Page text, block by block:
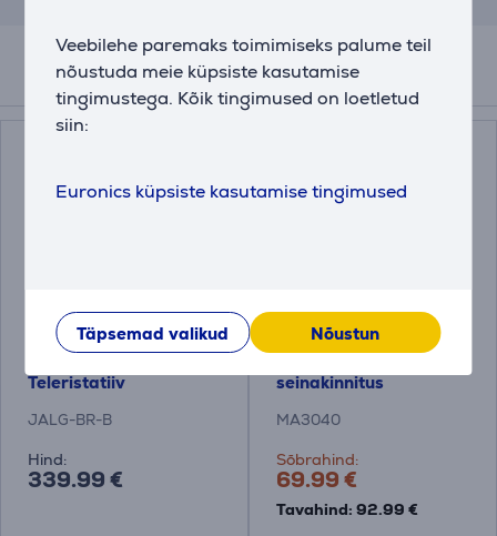
Veebilehe paremaks toimimiseks palume teil
nõustuda meie küpsiste kasutamise
tingimustega. Kõik tingimused on loetletud
siin:
Euronics küpsiste kasutamise tingimused
Täpsemad valikud Nõustun
Tarvikud
Jalg Birch / Black,
42''-55'', must -
Teleristatiiv
JALG-BR-B
Hind:
339.99 €
Vogel's MA3040 (32-
65"), must - Teleri
seinakinnitus
MA3040
Sõbrahind:
69.99 €
Tavahind: 92.99 €